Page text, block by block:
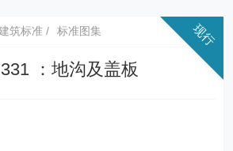
筑标准 标准图集
：地沟及盖板